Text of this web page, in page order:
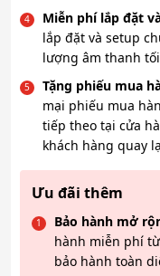
Miễn phí lắp đặt
lắp đặt và setup
lượng âm thanh
Tặng phiếu mua
mại phiếu mua
tiếp theo tại cửa
khách hàng quay
Ưu đãi thêm
Bảo hành mở
hành miễn phí
bảo hành toàn